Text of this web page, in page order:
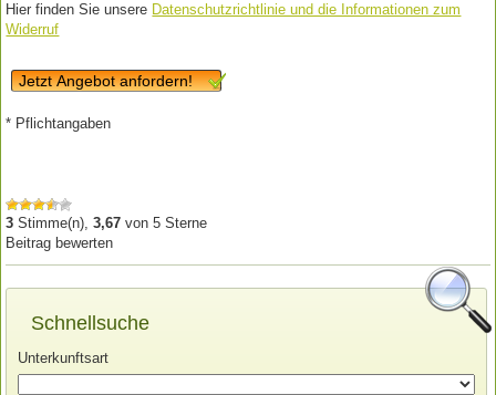
Hier finden Sie unsere Datenschutzrichtlinie und die Informationen zum
Widerruf
Jetzt Angebot anfordern!
* Pflichtangaben
3 Stimme(n),3,67 von5 Sterne
Beitrag bewerten
Schnellsuche
Unterkunftsart